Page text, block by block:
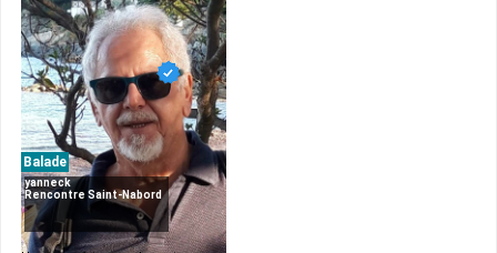
Balade
yanneck
Rencontre Saint-Nabord